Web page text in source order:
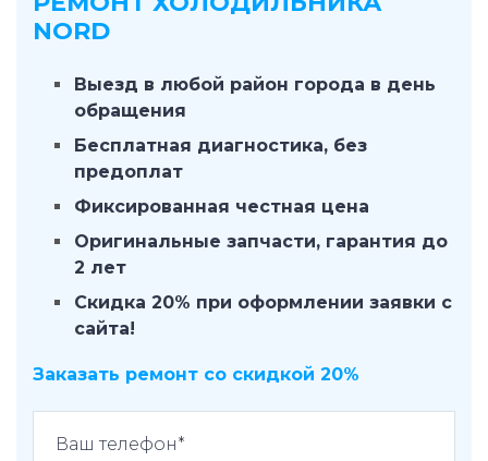
NORD
Выезд в любой район города в день
обращения
Бесплатная диагностика, без
предоплат
Фиксированная честная цена
Оригинальные запчасти, гарантия до
2 лет
Скидка 20% при оформлении заявки с
сайта!
Заказать ремонт со скидкой 20%